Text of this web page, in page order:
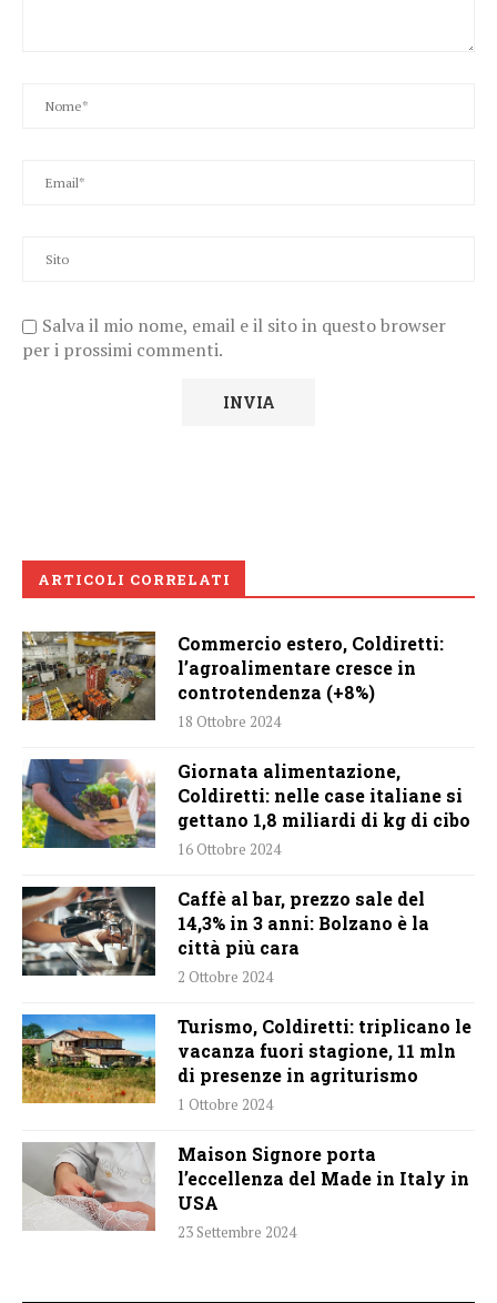
Salva il mio nome, email e il sito in questo browser
per i prossimi commenti.
ARTICOLI CORRELATI
Commercio estero, Coldiretti:
l’agroalimentare cresce in
controtendenza (+8%)
18 Ottobre 2024
Giornata alimentazione,
Coldiretti: nelle case italiane si
gettano 1,8 miliardi di kg di cibo
16 Ottobre 2024
Caffè al bar, prezzo sale del
14,3% in 3 anni: Bolzano è la
città più cara
2 Ottobre 2024
Turismo, Coldiretti: triplicano le
vacanza fuori stagione, 11 mln
di presenze in agriturismo
1 Ottobre 2024
Maison Signore porta
l’eccellenza del Made in Italy in
USA
23 Settembre 2024